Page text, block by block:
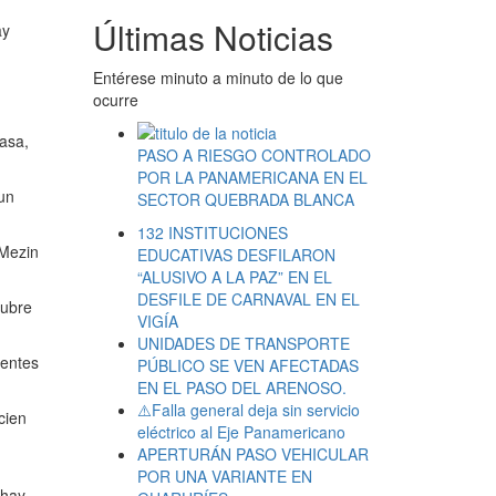
Últimas Noticias
Entérese minuto a minuto de lo que
ocurre
PASO A RIESGO CONTROLADO
POR LA PANAMERICANA EN EL
SECTOR QUEBRADA BLANCA
132 INSTITUCIONES
EDUCATIVAS DESFILARON
“ALUSIVO A LA PAZ” EN EL
DESFILE DE CARNAVAL EN EL
VIGÍA
UNIDADES DE TRANSPORTE
PÚBLICO SE VEN AFECTADAS
EN EL PASO DEL ARENOSO.
⚠️Falla general deja sin servicio
eléctrico al Eje Panamericano
APERTURÁN PASO VEHICULAR
POR UNA VARIANTE EN